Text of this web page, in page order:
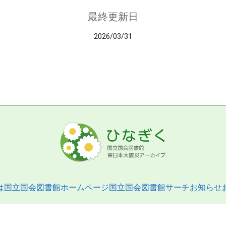
最終更新日
2026/03/31
国立国会図書館ホームページ国立国会図書館サーチお知らせ